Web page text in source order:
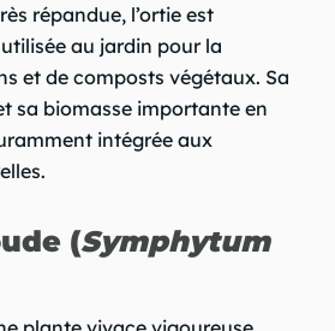
répandue, l’ortie est
au jardin pour la
et de composts végétaux. Sa
sa biomasse importante en
intégrée aux
(Symphytum